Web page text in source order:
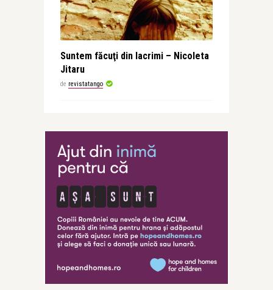
Suntem făcuţi din lacrimi – Nicoleta
Jitaru
de revistatango